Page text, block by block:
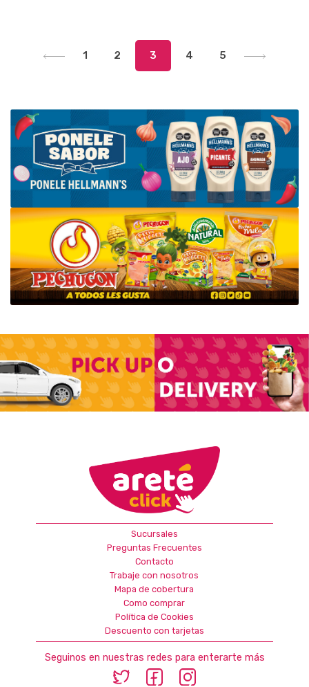
1 2 3 4 5
Sucursales
Preguntas Frecuentes
Contacto
Trabaje con nosotros
Mapa de cobertura
Como comprar
Política de Cookies
Descuento con tarjetas
Seguinos en nuestras redes para enterarte más